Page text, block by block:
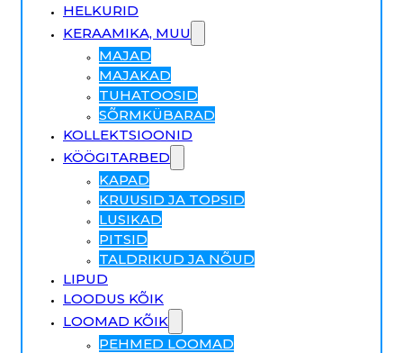
HELKURID
KERAAMIKA, MUU
MAJAD
MAJAKAD
TUHATOOSID
SÕRMKÜBARAD
KOLLEKTSIOONID
KÖÖGITARBED
KAPAD
KRUUSID JA TOPSID
LUSIKAD
PITSID
TALDRIKUD JA NÕUD
LIPUD
LOODUS KÕIK
LOOMAD KÕIK
PEHMED LOOMAD